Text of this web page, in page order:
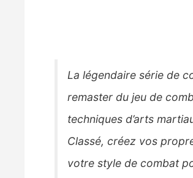
La légendaire série de
remaster du jeu de
techniques d’arts
Classé, créez vos
votre style de combat